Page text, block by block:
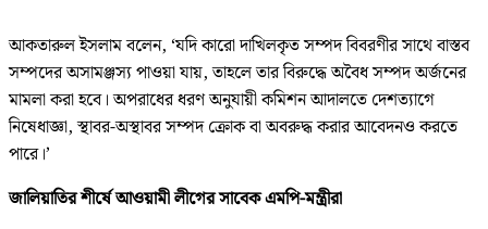
আকতারুল ইসলাম বলেন, ‘যদি কারো দাখিলকৃত সম্পদ বিবরণীর সাথে বাস্তব
সম্পদের অসামঞ্জস্য পাওয়া যায়, তাহলে তার বিরুদ্ধে অবৈধ সম্পদ অর্জনের
মামলা করা হবে। অপরাধের ধরণ অনুযায়ী কমিশন আদালতে দেশত্যাগে
নিষেধাজ্ঞা, স্থাবর-অস্থাবর সম্পদ ক্রোক বা অবরুদ্ধ করার আবেদনও করতে
পারে।’
জালিয়াতির শীর্ষে আওয়ামী লীগের সাবেক এমপি-মন্ত্রীরা